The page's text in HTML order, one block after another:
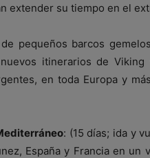
extender su tiempo en el
pequeños barcos
itinerarios de
en toda Europa y
: (15 días; ida y
España y Francia en